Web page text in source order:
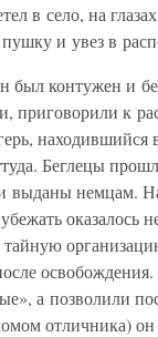
в село, на
и увез в
контужен и
к
Беглецы
немцам. На
оказалось
освобождения.
а позволили
отличника)